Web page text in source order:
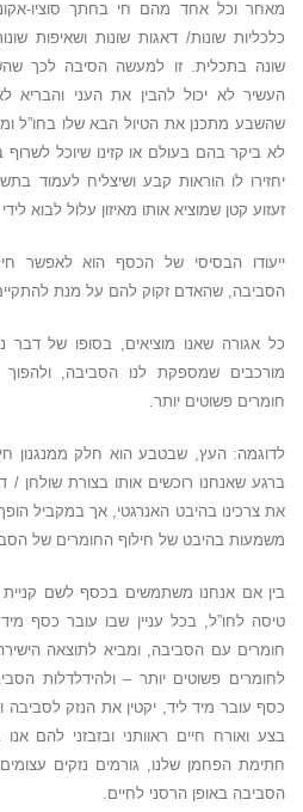
מאחר וכל אחד מהם חי בחתך סוציו-
כלכליות שונות/ דאגות שונות ושאיפות
שונה בתכלית. זו למעשה הסיבה לכך
העשיר לא יכול להבין את העני והבריא
שהשבע מתכנן את הטיול הבא שלו בחו”ל
לא ביקר בהם בעולם או קזינו שיוכל
יחזירו לו הוראות קבע ושיצליח לעמוד
זעזוע קטן שמוציא אותו מאיזון עלול לבוא
ייעודו הבסיסי של הכסף הוא לאפשר
הסביבה, שהאדם זקוק להם על מנת
כל אגורה שאנו מוציאים, בסופו של דבר
מורכבים שמספקת לנו הסביבה,
חומרים פשוטים יותר.
לדוגמה: העץ, שבטבע הוא חלק ממנגנון
ברגע שאנחנו רוכשים אותו בצורת שולחן
את צרכינו בהיבט האנרגטי, אך במקביל
משמעות בהיבט של חילוף החומרים של
בין אם אנחנו משתמשים בכסף לשם קניית
טיסה לחו”ל, בכל עניין שבו עובר כסף
חומרים עם הסביבה, ומביא לתוצאה
לחומרים פשוטים יותר – ולהידלדלות
כסף עובר מיד ליד, יקטין את הנזק לסביבה
בצע ואורח חיים ראוותני ובזבזני להם
חתימת הפחמן שלנו, גורמים נזקים
הסביבה באופן הרסני לחיים.